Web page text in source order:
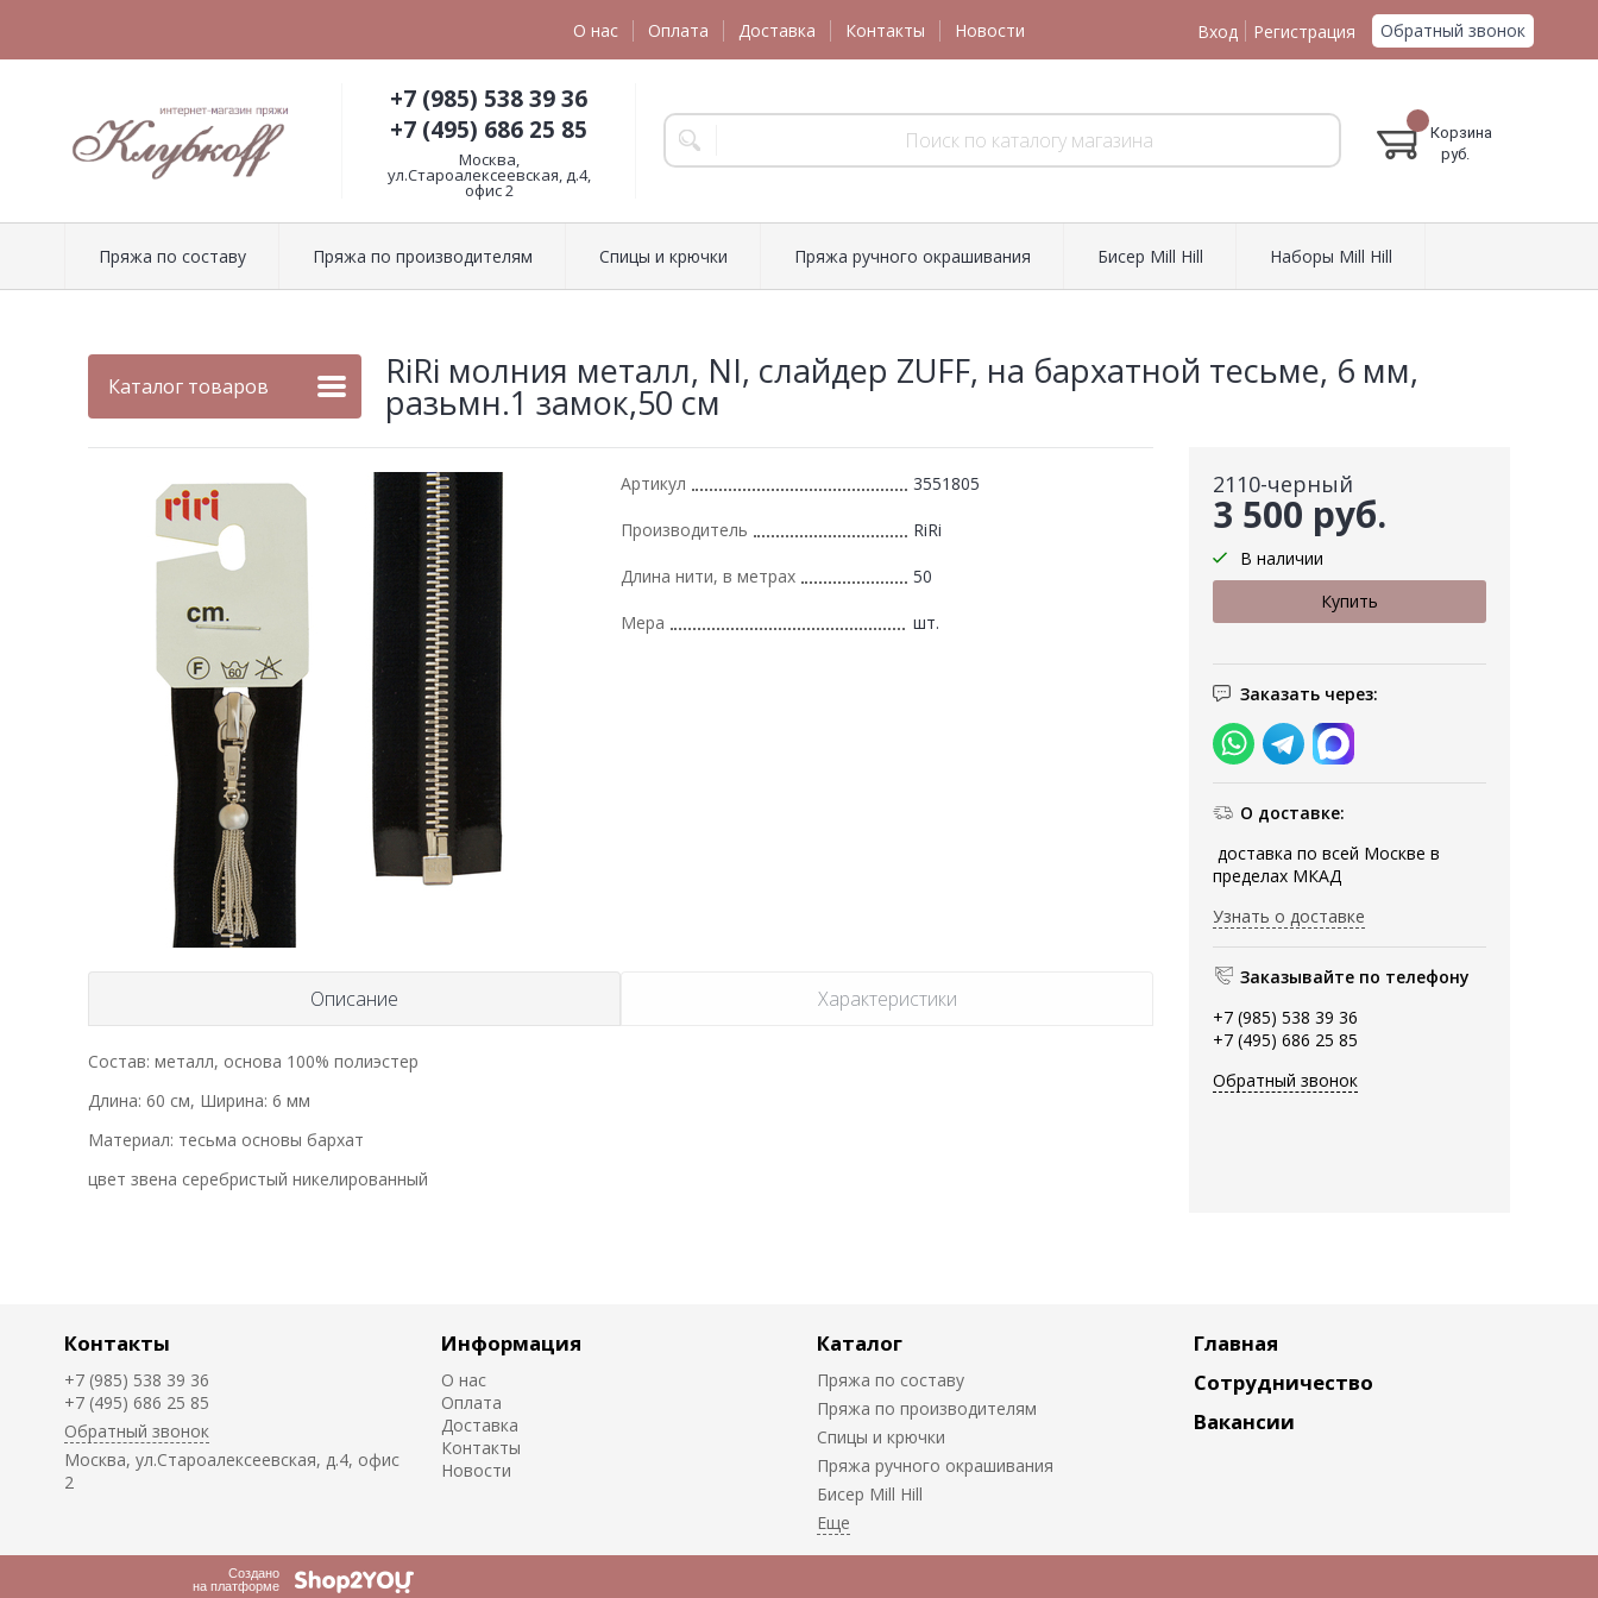
О нас Оплата Доставка Контакты Новости Вход Регистрация Обратный звонок
+7 (985) 538 39 36
+7 (495) 686 25 85
Москва,
ул.Староалексеевская, д.4,
офис 2
Корзина
руб.
Пряжа по составу Пряжа по производителям Спицы и крючки Пряжа ручного окрашивания Биcер Mill Hill Наборы Mill Hill
Каталог товаров RiRi молния металл, NI, слайдер ZUFF, на бархатной тесьме, 6 мм,
разьмн.1 замок,50 см
2110-черный
3 500 руб.
В наличии
Заказать через:
О доставке:
доставка по всей Москве в
пределах МКАД
Узнать о доставке
Заказывайте по телефону
+7 (985) 538 39 36
+7 (495) 686 25 85
Обратный звонок
Артикул 3551805
Производитель RiRi
Длина нити, в метрах 50
Мера шт.
Описание Характеристики
Состав: металл, основа 100% полиэстер
Длина: 60 см, Ширина: 6 мм
Материал: тесьма основы бархат
цвет звена серебристый никелированный
Контакты
+7 (985) 538 39 36
+7 (495) 686 25 85
Обратный звонок
Москва, ул.Староалексеевская, д.4, офис
2
Информация
О нас
Оплата
Доставка
Контакты
Новости
Каталог
Пряжа по составу
Пряжа по производителям
Спицы и крючки
Пряжа ручного окрашивания
Биcер Mill Hill
Главная
Сотрудничество
Вакансии
Создано
на платформе